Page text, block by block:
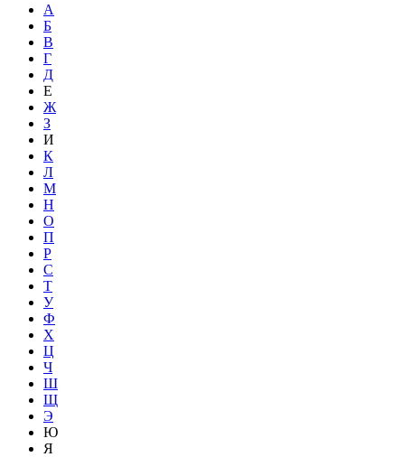
А
Б
В
Г
Д
Е
Ж
З
И
К
Л
М
Н
О
П
Р
С
Т
У
Ф
Х
Ц
Ч
Ш
Щ
Э
Ю
Я